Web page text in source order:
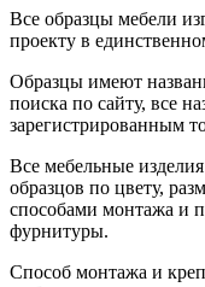
Все образцы мебели
проекту в
Образцы имеют
поиска по сайту, все
зарегистрированным
Все мебельные
образцов по цвету,
способами монтажа и
фурнитуры.
Способ монтажа и